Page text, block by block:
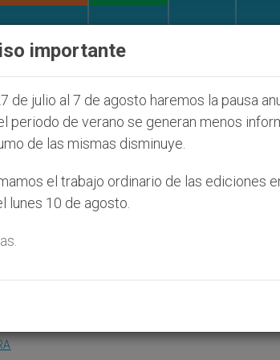
que afecta a cristianos (y no sólo)
del VII
para hacer fiesta al papa
importante
de julio al 7 de agosto haremos la pausa
periodo de verano se generan menos
de las mismas disminuye.
el trabajo ordinario de las ediciones
lunes 10 de agosto.